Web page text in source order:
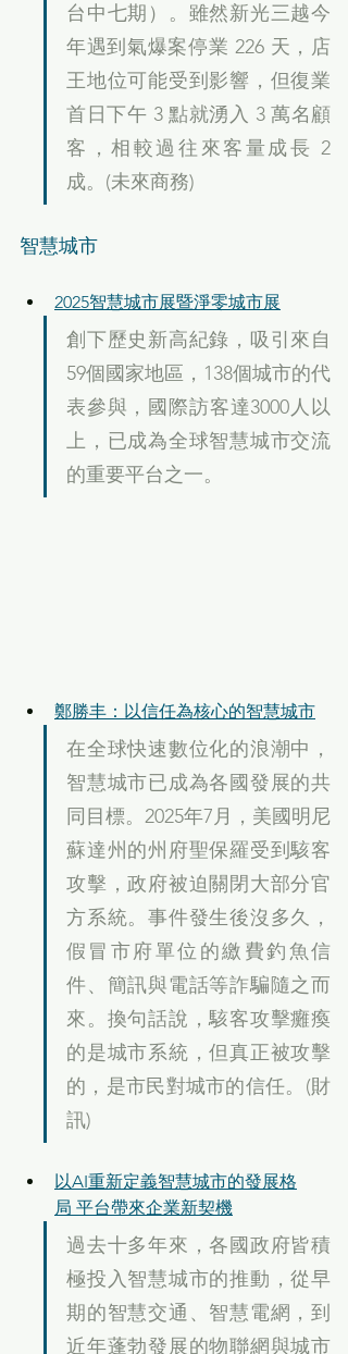
台中七期）。雖然新光三越今
年遇到氣爆案停業 226 天，店
王地位可能受到影響，但復業
首日下午 3 點就湧入 3 萬名顧
客，相較過往來客量成長 2
成。(未來商務)
智慧城市
2025智慧城市展暨淨零城市展
創下歷史新高紀錄，吸引來自
59個國家地區，138個城市的代
表參與，國際訪客達3000人以
上，已成為全球智慧城市交流
的重要平台之一。
鄭勝丰：以信任為核心的智慧城市
在全球快速數位化的浪潮中，
智慧城市已成為各國發展的共
同目標。2025年7月，美國明尼
蘇達州的州府聖保羅受到駭客
攻擊，政府被迫關閉大部分官
方系統。事件發生後沒多久，
假冒市府單位的繳費釣魚信
件、簡訊與電話等詐騙隨之而
來。換句話說，駭客攻擊癱瘓
的是城市系統，但真正被攻擊
的，是市民對城市的信任。(財
訊)
以AI重新定義智慧城市的發展格
局 平台帶來企業新契機
過去十多年來，各國政府皆積
極投入智慧城市的推動，從早
期的智慧交通、智慧電網，到
近年蓬勃發展的物聯網與城市